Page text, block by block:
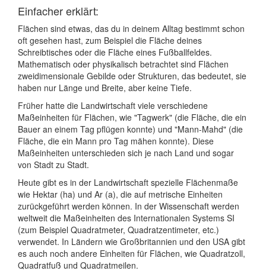
Einfacher erklärt:
Flächen sind etwas, das du in deinem Alltag bestimmt schon
oft gesehen hast, zum Beispiel die Fläche deines
Schreibtisches oder die Fläche eines Fußballfeldes.
Mathematisch oder physikalisch betrachtet sind Flächen
zweidimensionale Gebilde oder Strukturen, das bedeutet, sie
haben nur Länge und Breite, aber keine Tiefe.
Früher hatte die Landwirtschaft viele verschiedene
Maßeinheiten für Flächen, wie "Tagwerk" (die Fläche, die ein
Bauer an einem Tag pflügen konnte) und "Mann-Mahd" (die
Fläche, die ein Mann pro Tag mähen konnte). Diese
Maßeinheiten unterschieden sich je nach Land und sogar
von Stadt zu Stadt.
Heute gibt es in der Landwirtschaft spezielle Flächenmaße
wie Hektar (ha) und Ar (a), die auf metrische Einheiten
zurückgeführt werden können. In der Wissenschaft werden
weltweit die Maßeinheiten des Internationalen Systems SI
(zum Beispiel Quadratmeter, Quadratzentimeter, etc.)
verwendet. In Ländern wie Großbritannien und den USA gibt
es auch noch andere Einheiten für Flächen, wie Quadratzoll,
Quadratfuß und Quadratmeilen.